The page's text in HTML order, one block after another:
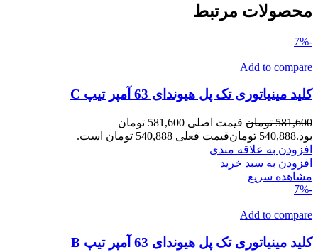
محصولات مرتبط
-7%
Add to compare
کلید مینیاتوری تک پل هیوندای 63 آمپر تیپ C
581,600 تومان
قیمت اصلی 581,600 تومان
بود.540,888 تومانقیمت فعلی 540,888 تومان است.
افزودن به علاقه مندی
افزودن به سبد خرید
مشاهده سریع
-7%
Add to compare
کلید مینیاتوری تک پل هیوندای 63 آمپر تیپ B